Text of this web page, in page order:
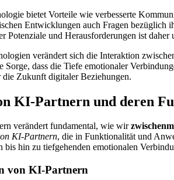
bietet Vorteile wie verbesserte
Entwicklungen auch Fragen bezüglich
Potenziale und Herausforderungen ist daher
verändert sich die Interaktion
dass die Tiefe emotionaler
die Zukunft digitaler Beziehungen.
KI-Partnern und deren
verändert fundamental, wie wir
KI-Partnern, die in Funktionalität und
hin zu tiefgehenden emotionalen
von KI-Partnern